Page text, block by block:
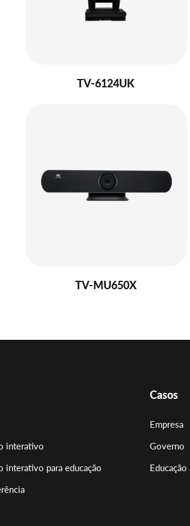
TV-6124UK
TV-MU650X
interativo
interativo para educação
Casos
Empresa
Governo
Educação